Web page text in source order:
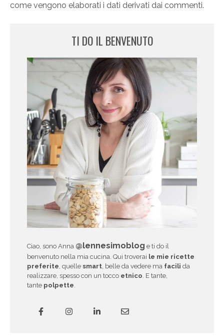
come vengono elaborati i dati derivati dai commenti.
TI DO IL BENVENUTO
Ciao, sono Anna @lennesimoblog e ti do il
benvenuto nella mia cucina. Qui troverai le mie ricette
preferite, quelle smart, belle da vedere ma facili da
realizzare, spesso con un tocco etnico. E tante,
tante polpette.